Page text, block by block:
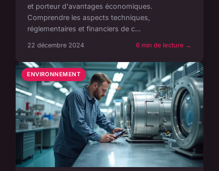
et porteur d'avantages économiques.
Comprendre les aspects techniques,
réglementaires et financiers de c...
22 décembre 2024 6 min de lecture →
ENVIRONNEMENT